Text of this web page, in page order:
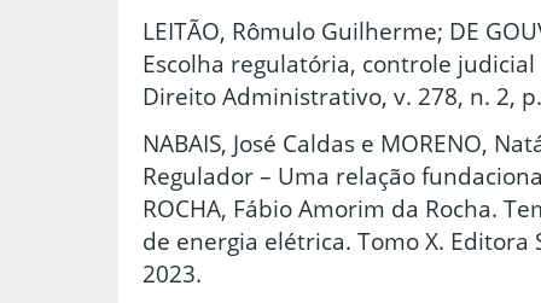
LEITÃO, Rômulo Guilherme; DE
Escolha regulatória, controle judicial
Direito Administrativo, v. 278, n. 2,
NABAIS, José Caldas e MORENO,
Regulador – Uma relação
ROCHA, Fábio Amorim da Rocha.
de energia elétrica. Tomo X. Editora
2023.